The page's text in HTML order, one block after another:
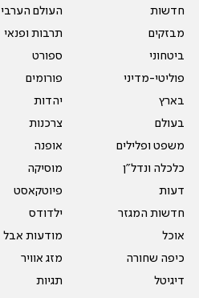
חדשות
מבזקים
ביטחוני
פוליטי-מדיני
בארץ
בעולם
משפט ופלילים
כלכלה ונדל"ן
דעות
חדשות המגזר
אוכל
כיפה שחורה
דיגיטל
העולם הערבי
תרבות ופנאי
ספורט
פורומים
יהדות
צרכנות
אופנה
מוסיקה
פיוטקאסט
ילדודס
מודעות אבל
מזג אוויר
תגיות